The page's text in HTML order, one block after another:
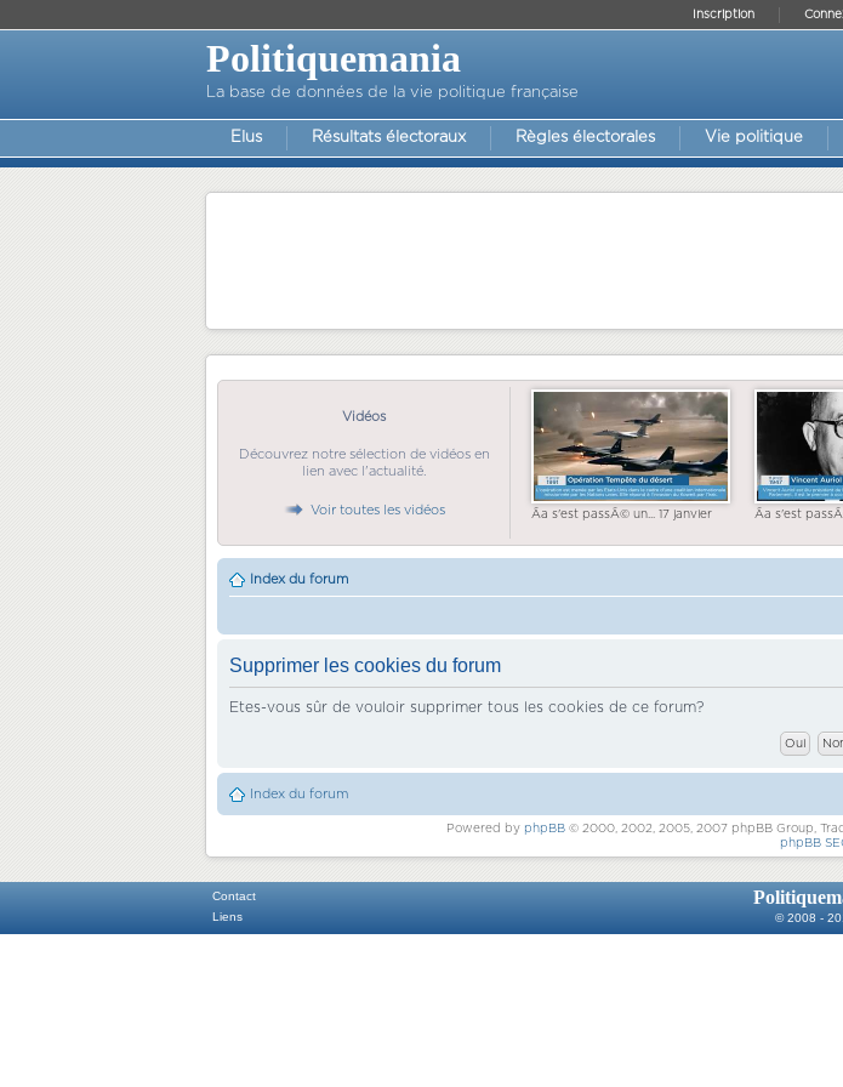
Inscription
Politiquemania
La base de données de la vie politique française
Elus Résultats électoraux Règles électorales Vie politique
Vidéos
Découvrez notre sélection de vidéos en
lien avec l'actualité.
Voir toutes les vidéos Ãa s'est passÃ© un... 17 janvier Ãa s'est
Index du forum
Supprimer les cookies du forum
Etes-vous sûr de vouloir supprimer tous les cookies de ce forum?
Index du forum
Powered by phpBB© 2000, 2002, 2005, 2007 phpBB Group,
phpBB
Contact
Liens
© 2008 -